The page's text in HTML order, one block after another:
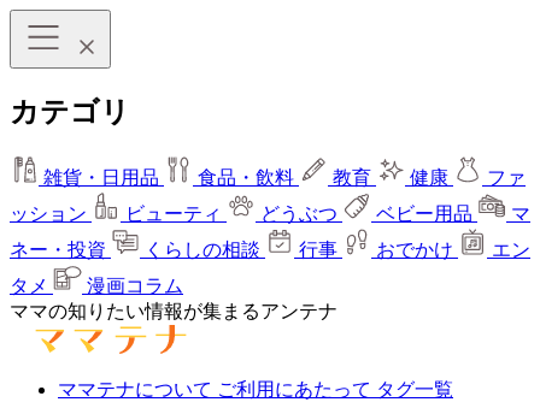
カテゴリ
雑貨・日用品 食品・飲料 教育 健康
ファ
ッション
ビューティ どうぶつ ベビー用品
マ
ネー・投資
くらしの相談 行事 おでかけ
エン
タメ
漫画コラム
ママの知りたい情報が集まるアンテナ
ママテナについて ご利用にあたって タグ一覧